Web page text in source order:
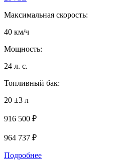
Максимальная скорость:
40 км/ч
Мощность:
24 л. с.
Топливный бак:
20 ±3 л
916 500 ₽
964 737 ₽
Подробнее